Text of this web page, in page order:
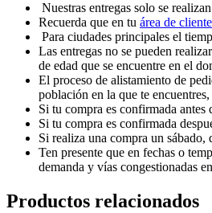
Nuestras entregas solo se
Recuerda que en tu área de cliente
Para ciudades principales el
Las entregas no se pueden
de edad que se encuentre en el
El proceso de alistamiento de
población en la que te
Si tu compra es confirmada antes
Si tu compra es confirmada
Si realiza una compra un
Ten presente que en fechas o
demanda y vías congestionadas
Productos relacionados